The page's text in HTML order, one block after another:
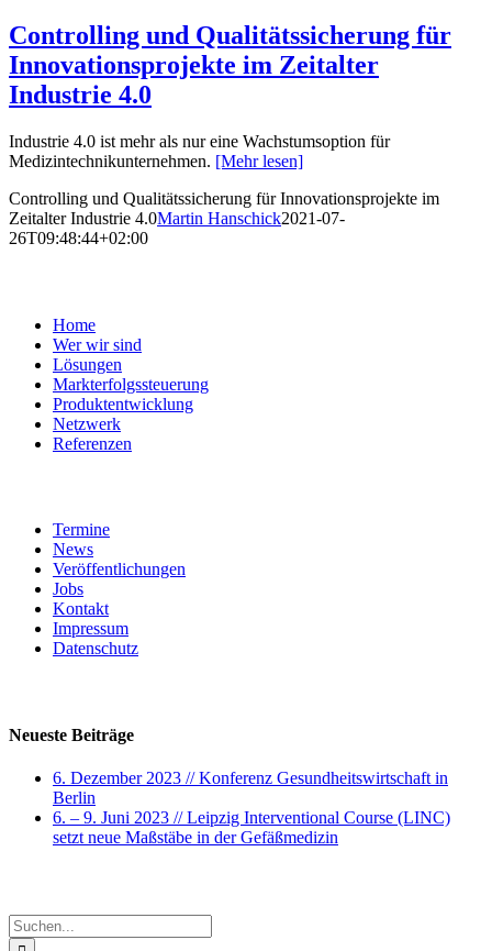
Controlling und Qualitätssicherung für
Innovationsprojekte im Zeitalter
Industrie 4.0
Industrie 4.0 ist mehr als nur eine Wachstumsoption für
Medizintechnikunternehmen. [Mehr lesen]
Controlling und Qualitätssicherung für Innovationsprojekte im
Zeitalter Industrie 4.0Martin Hanschick2021-07-
26T09:48:44+02:00
Home
Wer wir sind
Lösungen
Markterfolgssteuerung
Produktentwicklung
Netzwerk
Referenzen
Termine
News
Veröffentlichungen
Jobs
Kontakt
Impressum
Datenschutz
Neueste Beiträge
6. Dezember 2023 // Konferenz Gesundheitswirtschaft in
Berlin
6. – 9. Juni 2023 // Leipzig Interventional Course (LINC)
setzt neue Maßstäbe in der Gefäßmedizin
Suche
nach: